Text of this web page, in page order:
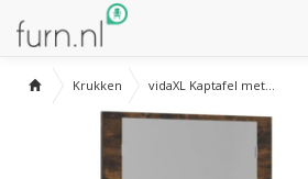
Krukken vidaXL Kaptafel met...